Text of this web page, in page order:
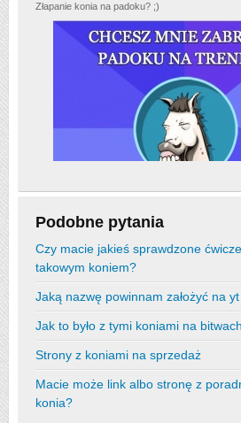
Złapanie konia na padoku? ;)
Podobne pytania
Czy macie jakieś sprawdzone
takowym koniem?
Jaką nazwę powinnam założyć na
Jak to było z tymi koniami na
Strony z koniami na sprzedaż
Macie może link albo stronę z
konia?